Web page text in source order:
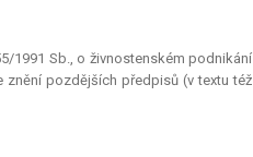
1991 Sb., o živnostenském podnikání
znění pozdějších předpisů (v textu též